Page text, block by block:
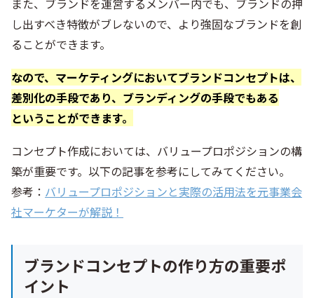
また、ブランドを運営するメンバー内でも、ブランドの押
し出すべき特徴がブレないので、より強固なブランドを創
ることができます。
なので、マーケティングにおいてブランドコンセプトは、
差別化の手段であり、ブランディングの手段でもある
ということができます。
コンセプト作成においては、バリュープロポジションの構
築が重要です。以下の記事を参考にしてみてください。
参考： バリュープロポジションと実際の活用法を元事業会
社マーケターが解説！
ブランドコンセプトの作り方の重要ポ
イント